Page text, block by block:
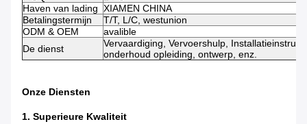
Haven van lading XIAMEN CHINA
Betalingstermijn
T/T, L/C, westunion
ODM & OEM
avalible
De dienst
Vervaardiging, Vervoershulp,
onderhoud opleiding, ontwerp, enz.
Onze Diensten
1. Superieure Kwaliteit